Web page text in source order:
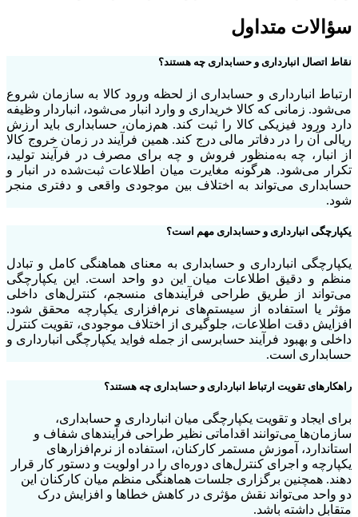
سؤالات متداول
نقاط اتصال انبارداری و حسابداری چه هستند؟
ارتباط انبارداری و حسابداری از لحظه ورود کالا به سازمان شروع
می‌شود. زمانی که کالا خریداری و وارد انبار می‌شود، انباردار وظیفه
دارد ورود فیزیکی کالا را ثبت کند. هم‌زمان، حسابداری باید ارزش
ریالی آن را در دفاتر مالی درج کند. همین فرآیند در زمان خروج کالا
از انبار، چه به‌منظور فروش و چه برای مصرف در فرآیند تولید،
تکرار می‌شود. هرگونه مغایرت میان اطلاعات ثبت‌شده در انبار و
حسابداری می‌تواند به اختلاف بین موجودی واقعی و دفتری منجر
شود.
یکپارچگی انبارداری و حسابداری مهم است؟
یکپارچگی انبارداری و حسابداری به معنای هماهنگی کامل و تبادل
منظم و دقیق اطلاعات میان این دو واحد است. این یکپارچگی
می‌تواند از طریق طراحی فرآیندهای منسجم، کنترل‌های داخلی
مؤثر یا استفاده از سیستم‌های نرم‌افزاری یکپارچه محقق شود.
افزایش دقت اطلاعات، جلوگیری از اختلاف موجودی، تقویت کنترل
داخلی و بهبود فرآیند حسابرسی از جمله فواید یکپارچگی انبارداری و
حسابداری است.
راهکارهای تقویت ارتباط انبارداری و حسابداری چه هستند؟
برای ایجاد و تقویت یکپارچگی میان انبارداری و حسابداری،
سازمان‌ها می‌توانند اقداماتی نظیر طراحی فرآیندهای شفاف و
استاندارد، آموزش مستمر کارکنان، استفاده از نرم‌افزارهای
یکپارچه و اجرای کنترل‌های دوره‌ای را در اولویت و دستور کار قرار
دهند. همچنین برگزاری جلسات هماهنگی منظم میان کارکنان این
دو واحد می‌تواند نقش مؤثری در کاهش خطاها و افزایش درک
متقابل داشته باشد.